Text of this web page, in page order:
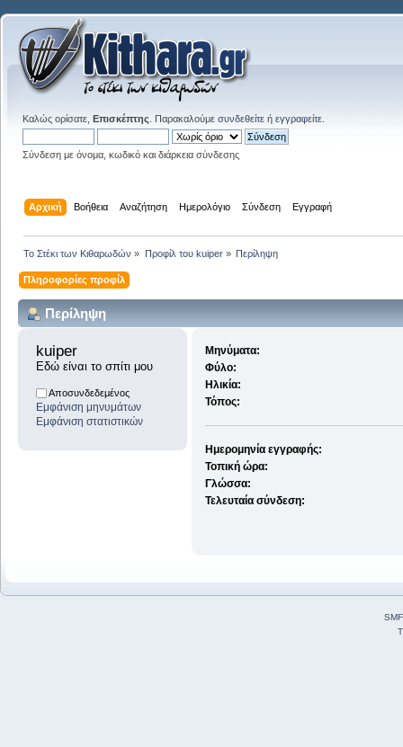
Καλώς ορίσατε, Επισκέπτης . Παρακαλούμε συνδεθείτε ή εγγραφείτε
Σύνδεση με όνομα, κωδικό και διάρκεια σύνδεσης
Αρχική Βοήθεια Αναζήτηση Ημερολόγιο Σύνδεση Εγγραφή
Το Στέκι των Κιθαρωδών » Προφίλ του kuiper» Περίληψη
Πληροφορίες προφίλ
Περίληψη
kuiper
Εδώ είναι το σπίτι μου
Αποσυνδεδεμένος
Εμφάνιση μηνυμάτων
Εμφάνιση στατιστικών
Μηνύματα:
Φύλο:
Ηλικία:
Τόπος:
Ημερομηνία εγγραφής:
Τοπική ώρα:
Γλώσσα:
Τελευταία σύνδεση: